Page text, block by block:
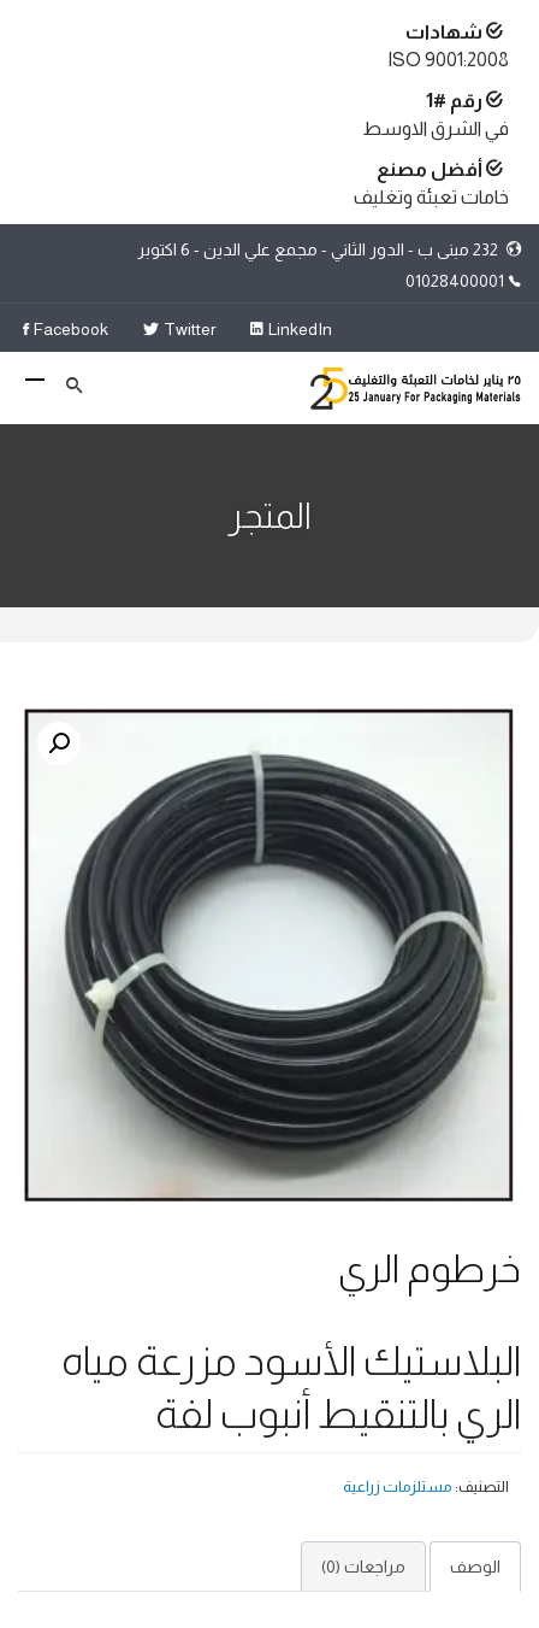
شهادات
ISO 9001:2008
رقم #1
في الشرق الاوسط
أفضل مصنع
خامات تعبئة وتغليف
01028400001
Facebook Twitter LinkedIn
المتجر
خرطوم الري
البلاستيك الأسود مزرعة مياه
الري بالتنقيط أنبوب لفة
التصنيف: مستلزمات زراعية
الوصف مراجعات (0)